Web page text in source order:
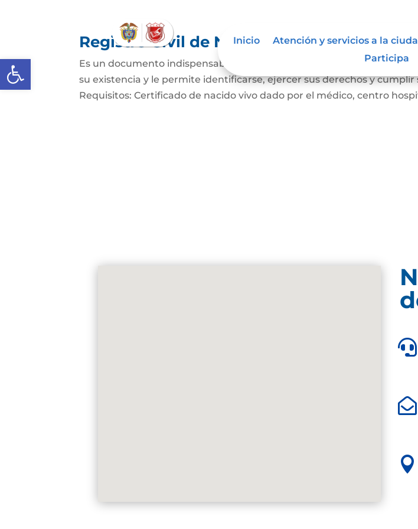
Abrir barra de herramientas
Inicio Atención y servicios a la
Participa
Registro Civil de Nacimiento
Es un documento indispensable mediante el cual la persona prueba
su existencia y le permite identificarse, ejercer sus derechos y cumplir
Requisitos: Certificado de nacido vivo dado por el médico, centro


